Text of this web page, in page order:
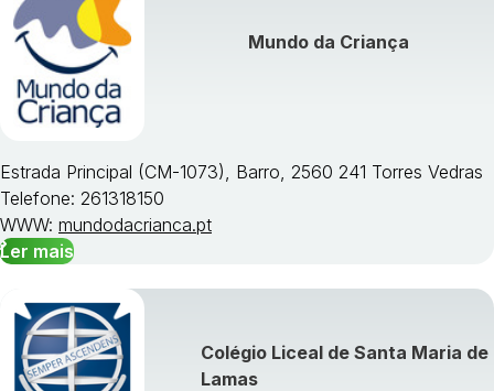
Mundo da Criança
Estrada Principal (CM-1073), Barro, 2560 241 Torres Vedras
Telefone: 261318150
WWW: mundodacrianca.pt
Ler mais
Colégio Liceal de Santa Maria de
Lamas